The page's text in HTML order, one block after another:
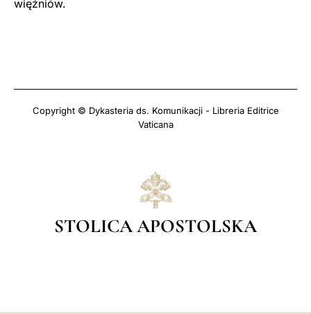
więźniów.
Copyright © Dykasteria ds. Komunikacji - Libreria Editrice
Vaticana
STOLICA APOSTOLSKA